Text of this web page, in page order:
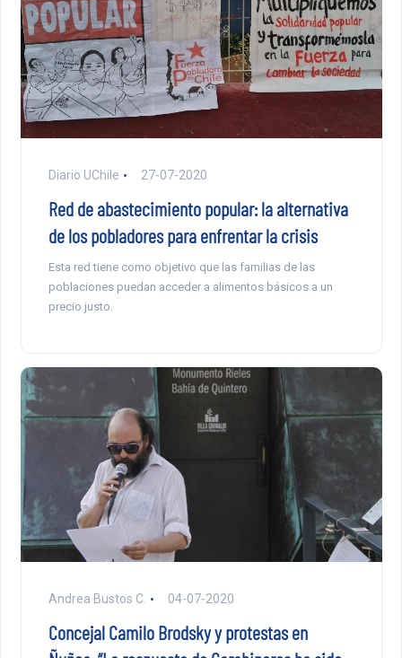
Diario UChile 27-07-2020
Red de abastecimiento popular: la alternativa
de los pobladores para enfrentar la crisis
Esta red tiene como objetivo que las familias de las
poblaciones puedan acceder a alimentos básicos a un
precio justo.
Andrea Bustos C. 04-07-2020
Concejal Camilo Brodsky y protestas en